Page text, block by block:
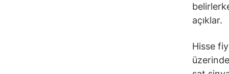
açıklar.
Hisse